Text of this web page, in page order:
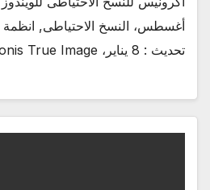
تحديث : 8 يناير، Acronis True Image…